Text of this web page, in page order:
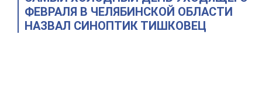
ФЕВРАЛЯ В ЧЕЛЯБИНСКОЙ ОБЛАСТИ
НАЗВАЛ СИНОПТИК ТИШКОВЕЦ